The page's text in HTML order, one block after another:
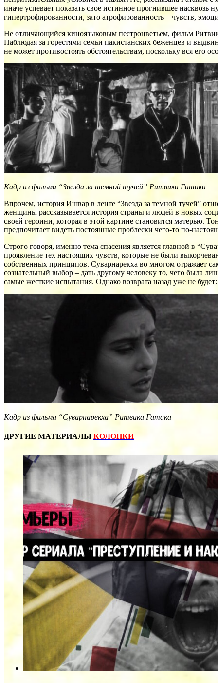
иначе успевает показать свое истинное прогнившее
гипертрофированности, зато атрофированность – чувств,
Не отличающийся киноязыковым пестроцветьем, фильм
Наблюдая за горестями семьи пакистанских беженцев и
не может противостоять обстоятельствам, поскольку вся его
Кадр из фильма “Звезда за темной тучей” Ритвика Гатака
Впрочем, история Ишвар в ленте “Звезда за темной тучей”
женщины рассказывается история страны и людей в новых
своей героини, которая в этой картине становится матерью.
предпочитает видеть постоянные проблески чего-то по-
Строго говоря, именно тема спасения является главной в
проявление тех настоящих чувств, которые не были
собственных принципов. Суварнарекха во многом отражает
сознательный выбор – дать другому человеку то, чего была
самые жесткие испытания. Однако возврата назад уже не
Кадр из фильма “Суварнарекха” Ритвика Гатака
ДРУГИЕ МАТЕРИАЛЫ КОЛОНКИ